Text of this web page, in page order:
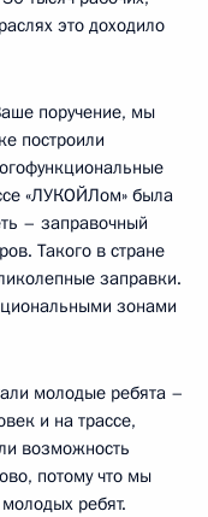
это доходило
поручение, мы
построили
«ЛУКОЙЛом» была
– заправочный
Такого в стране
заправки.
зонами
молодые ребята –
и на трассе,
возможность
потому что мы
ребят.